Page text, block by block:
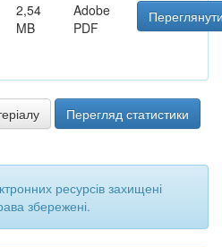
2,54
MB
Adobe
PDF
Перегляд статистики
ресурсів захищені
збережені.